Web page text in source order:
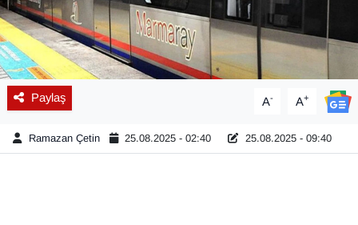
Paylaş A- A+
Ramazan Çetin 25.08.2025 - 02:40 25.08.2025 - 09:40
EKONOMİ
Eleman
En çok konuşulanlar